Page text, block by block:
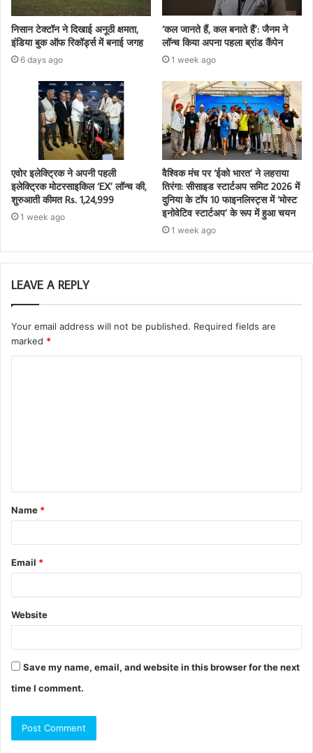
निसान टेक्टॉन ने दिखाई अनूठी क्षमता,
इंडिया बुक ऑफ रिकॉर्ड्स में बनाई जगह
6 days ago
‘कल जानते हैं, कल बनाते हैं’: जैनम ने
लॉन्च किया अपना पहला ब्रांड कैंपेन
1 week ago
एवोर इलेक्ट्रिक ने अपनी पहली
इलेक्ट्रिक मोटरसाइकिल ‘EX’ लॉन्च की,
शुरुआती कीमत Rs. 1,24,999
1 week ago
वैश्विक मंच पर ‘ईको भारत’ ने लहराया
तिरंगा: सीसाइड स्टार्टअप समिट 2026 में
दुनिया के टॉप 10 फाइनलिस्ट्स में ‘मोस्ट
इनोवेटिव स्टार्टअप’ के रूप में हुआ चयन
1 week ago
LEAVE A REPLY
Your email address will not be published. Required fields are
marked *
Name *
Email *
Website
Save my name, email, and website in this browser for the next
time I comment.